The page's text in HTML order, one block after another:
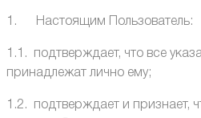
1. Настоящим Пользователь:
1.1. подтверждает, что все
принадлежат лично ему;
1.2. подтверждает и признает,